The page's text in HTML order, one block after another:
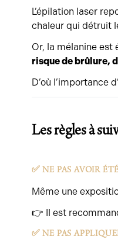
L’épilation laser
chaleur qui détruit
Or, la mélanine est
risque de brûlure,
D’où l’importance d’
Les règles à
✅ NE PAS AVOIR
Même une
👉 Il est
✅ NE PAS